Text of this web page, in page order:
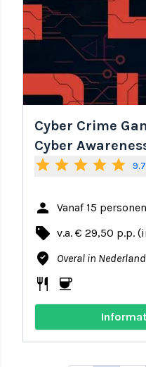
Cyber Crime
Cyber
star star star star star
person Vanaf 15 personen
local_offer v.a. € 29,50 p.p.
where_to_vote Overal in Nederland
restaurant coffee